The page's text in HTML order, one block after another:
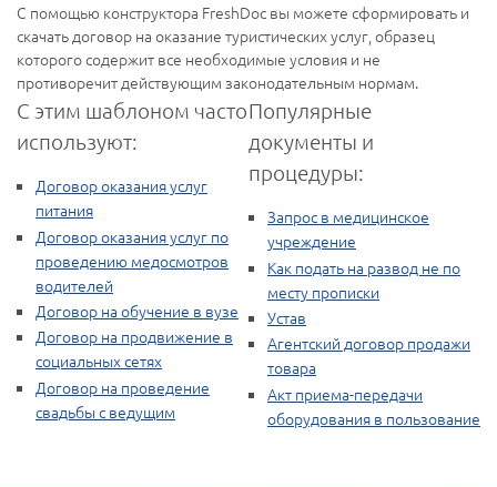
С помощью конструктора FreshDoc вы можете сформировать и
скачать договор на оказание туристических услуг, образец
которого содержит все необходимые условия и не
противоречит действующим законодательным нормам.
С этим шаблоном часто
используют:
Договор оказания услуг
питания
Договор оказания услуг по
проведению медосмотров
водителей
Договор на обучение в вузе
Договор на продвижение в
социальных сетях
Договор на проведение
свадьбы с ведущим
Популярные
документы и
процедуры:
Запрос в медицинское
учреждение
Как подать на развод не по
месту прописки
Устав
Агентский договор продажи
товара
Акт приема-передачи
оборудования в пользование